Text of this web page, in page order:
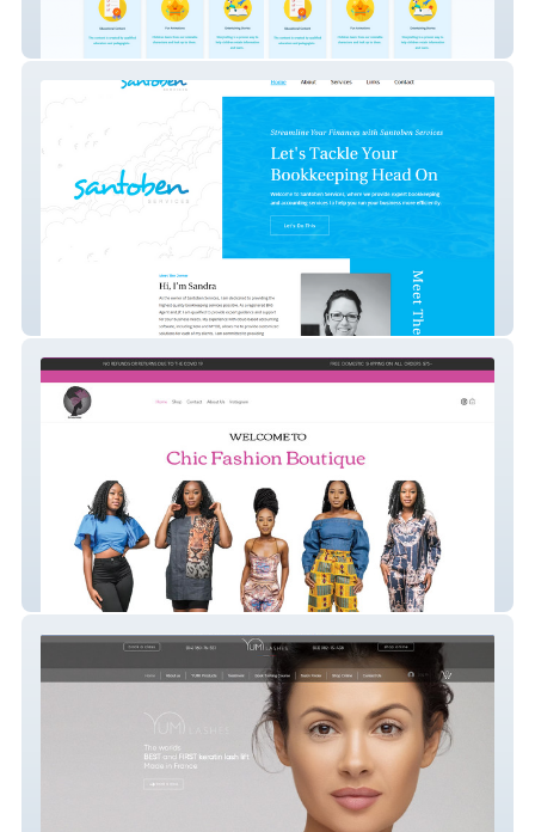
Stem Buddies
Santoben Services
Chic Fashion Boutiqu